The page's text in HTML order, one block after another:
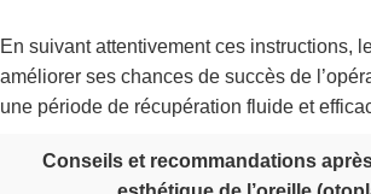
En suivant attentivement ces instructions,
améliorer ses chances de succès de
une période de récupération fluide et
Conseils et recommandations